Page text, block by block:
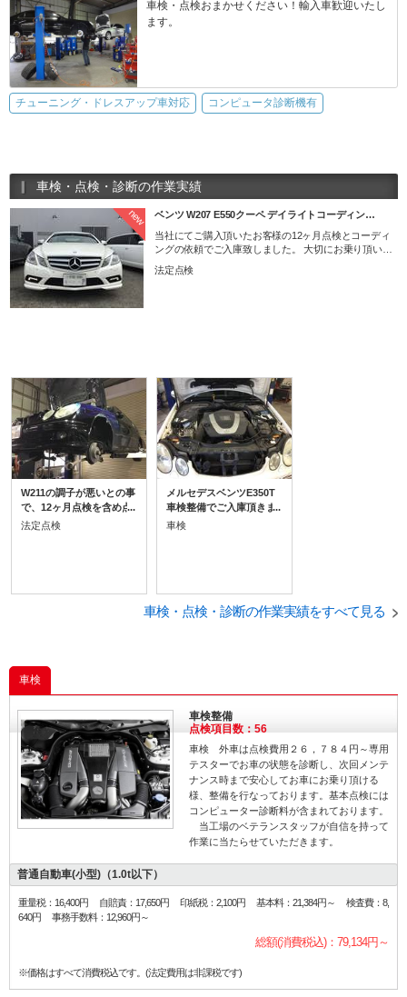
車検・点検おまかせください！輸入車歓迎いたし
ます。
チューニング・ドレスアップ車対応 コンピュータ診断機有
車検・点検・診断の作業実績
new
ベンツ W207 E550クーペ デイライトコーディン…
当社にてご購入頂いたお客様の12ヶ月点検とコーディ
ングの依頼でご入庫致しました。 大切にお乗り頂いて
のショートテストもフォルトコード一切なし。 消耗部
法定点検
W211の調子が悪いとの事
で、12ヶ月点検を含め点
検させて頂きました。 14
ので、今回はエンジンオ
カバーパッキン・リヤク
ランクシール・オイルパ
ンアッパーのシール打ち
替えです。
法定点検
メルセデスベンツE350T
車検整備でご入庫頂きま
した。 オーナー様は、当
車検
車検・点検・診断の作業実績をすべて見る
車検
車検整備
点検項目数：56
車検 外車は点検費用２６，７８４円～専用
テスターでお車の状態を診断し、次回メンテ
ナンス時まで安心してお車にお乗り頂ける
様、整備を行なっております。基本点検には
コンピューター診断料が含まれております。
当工場のベテランスタッフが自信を持って
作業に当たらせていただきます。
普通自動車(小型)（1.0t以下）
重量税：16,400円 自賠責：17,650円 印紙税：2,100円 基本料：21,384円～ 検査費：8,
640円 事務手数料：12,960円～
総額(消費税込)：79,134円～
※価格はすべて消費税込です。(法定費用は非課税です)